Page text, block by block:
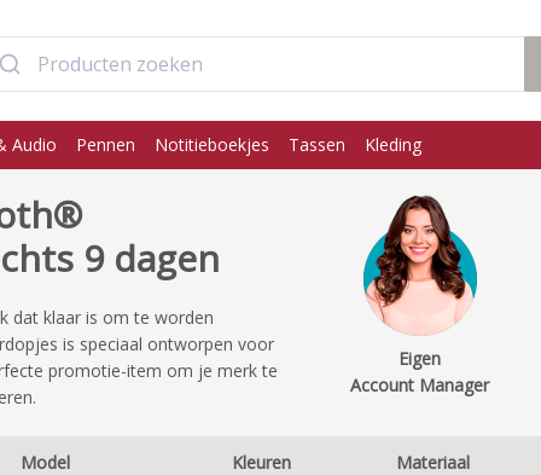
Audio Pennen Notitieboekjes Tassen Kleding
9 dagen
dat klaar is om te worden
is speciaal ontworpen voor
promotie-item om je merk te
Eigen
Account Manager
Model Kleuren Materiaal